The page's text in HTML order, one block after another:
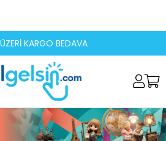
KARGO BEDAVA